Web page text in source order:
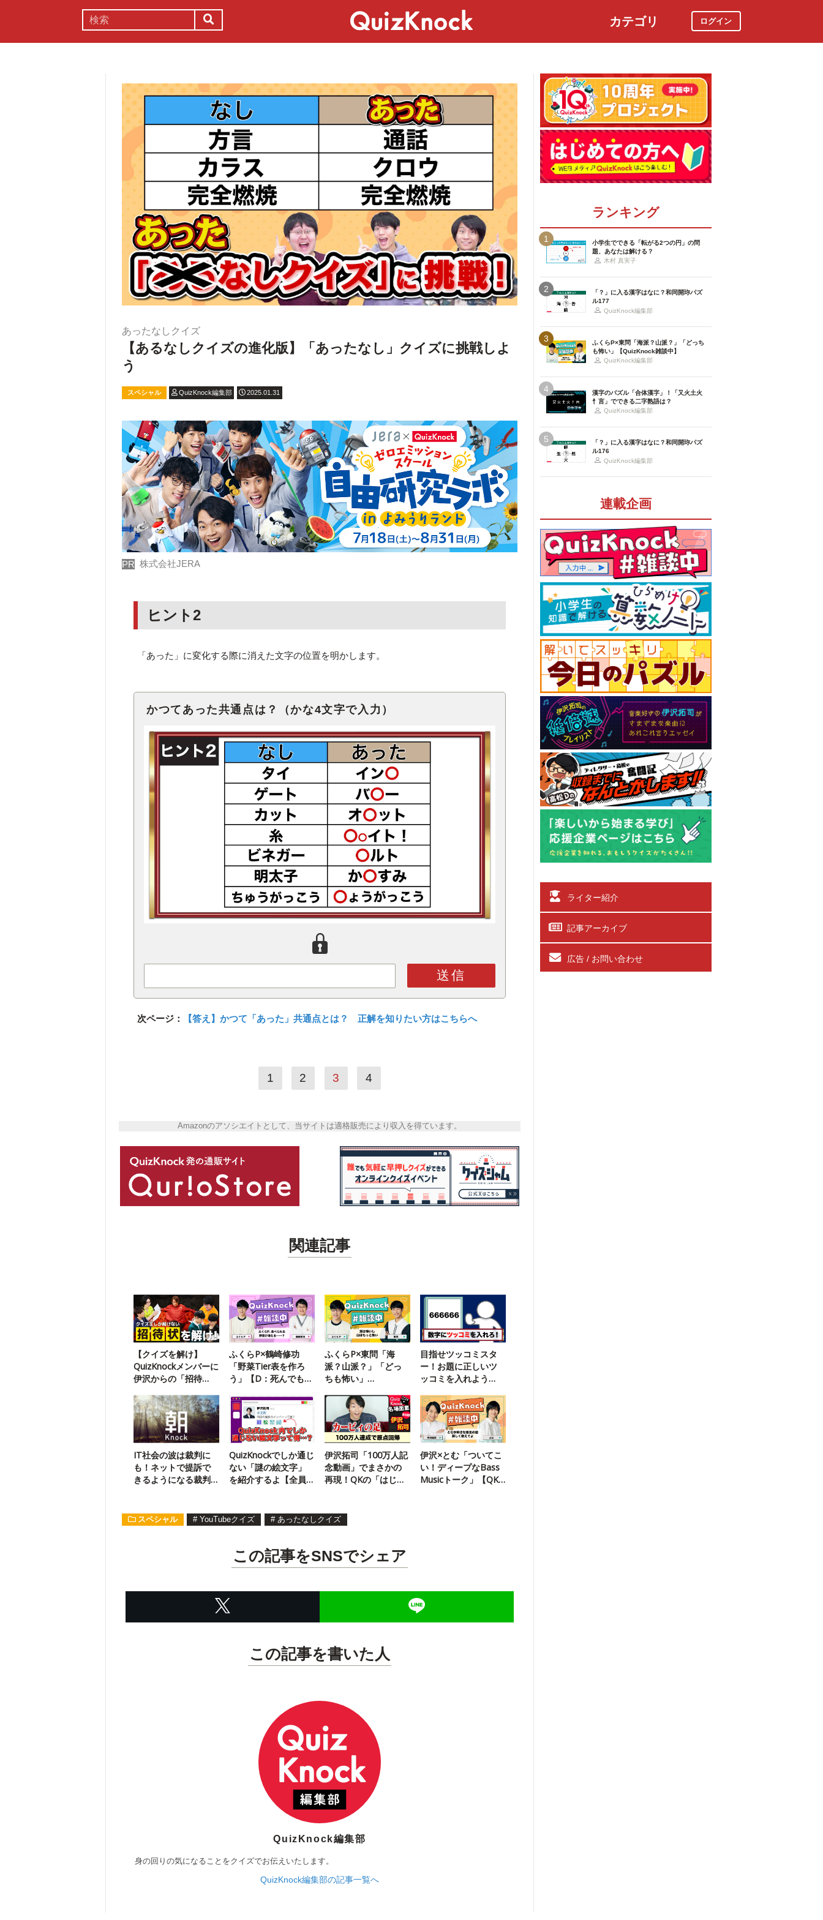
カテゴリ ログイン
あったなしクイズ
【あるなしクイズの進化版】「あったなし」クイズに挑戦しよ
う
スペシャル QuizKnock編集部 2025.01.31
PR 株式会社JERA
ヒント2
「あった」に変化する際に消えた文字の位置を明かします。
かつてあった共通点は？（かな4文字で入力）
送信
次ページ： 【答え】かつて「あった」共通点とは？ 正解を知りたい方はこちらへ
1 2 3 4
Amazonのアソシエイトとして、当サイトは適格販売により収入を得ています。
関連記事
【クイズを解け】
QuizKnockメンバーに
伊沢からの「招待
す
ふくらP×鶴崎修功
「野菜Tier表を作ろ
う」【D：死んでも食
ふくらP×東問「海
派？山派？」「どっ
ちも怖い」
目指せツッコミスタ
ー！お題に正しいツ
ッコミを入れよう
IT社会の波は裁判に
も！ネットで提訴で
きるようになる裁判
QuizKnockでしか通じ
ない「謎の絵文字」
を紹介するよ【全員
伊沢拓司「100万人記
念動画」でまさかの
再現！QKの「はじま
伊沢×とむ「ついてこ
い！ディープなBass
Musicトーク」【QK
スペシャル # YouTubeクイズ # あったなしクイズ
この記事をSNSでシェア
この記事を書いた人
QuizKnock編集部
身の回りの気になることをクイズでお伝えいたします。
QuizKnock編集部の記事一覧へ
ランキング
1
小学生でできる「転がる2つの円」の問
題、あなたは解ける？
木村 真実子
2
「？」に入る漢字はなに？和同開珎パズ
ル177
QuizKnock編集部
3
ふくらP×東問「海派？山派？」「どっち
も怖い」【QuizKnock雑談中】
QuizKnock編集部
4
漢字のパズル「合体漢字」！「又火土火
忄言」でできる二字熟語は？
QuizKnock編集部
5
「？」に入る漢字はなに？和同開珎パズ
ル176
QuizKnock編集部
連載企画
ライター紹介
記事アーカイブ
広告 / お問い合わせ